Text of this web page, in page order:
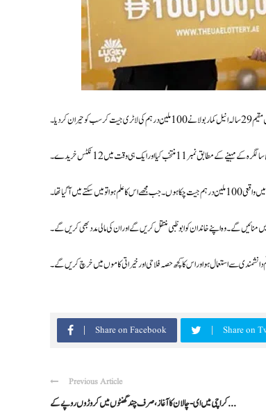
دیا۔
کیا اور ایک ہی وقت میں 12 ٹکٹس خریدے۔
گے۔ وہ اپنے خاندان کو ابوظبی منتقل کریں گے اور ان کی مالی مدد بھی کریں گے۔
دانشمندی سے استعمال ہو اور اس کا کچھ حصہ فلاحی اور خیراتی کاموں میں خرچ کریں گے۔
Share on Facebook Share on
Previous Article
کراچی میں ای-چالان کا آغاز، صرف چند گھنٹوں میں کروڑوں روپے کے ...